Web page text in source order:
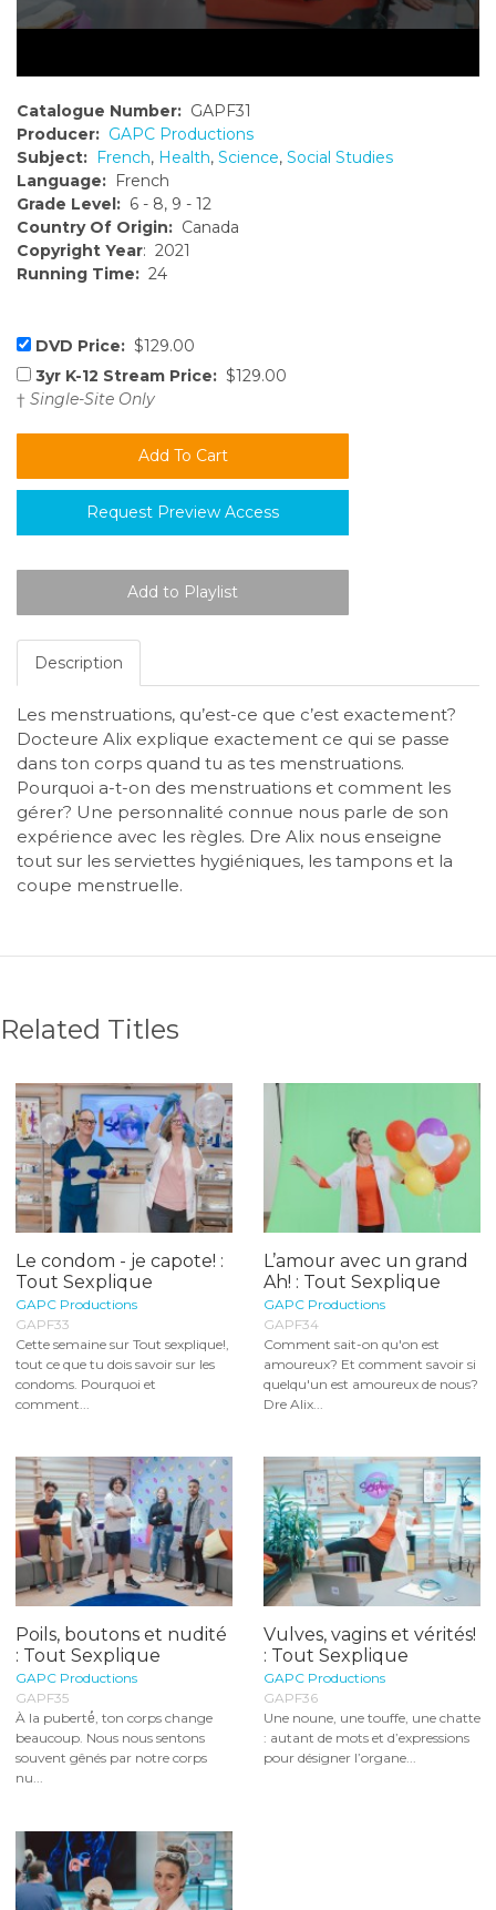
Catalogue Number: GAPF31
Producer: GAPC Productions
Subject: French, Health, Science, Social Studies
Language: French
Grade Level: 6 - 8, 9 - 12
Country Of Origin: Canada
Copyright Year: 2021
Running Time: 24
DVD Price: $129.00
3yr K-12 Stream Price: $129.00
† Single-Site Only
Request Preview Access
Description
Les menstruations, qu’est-ce que c’est exactement?
Docteure Alix explique exactement ce qui se passe
dans ton corps quand tu as tes menstruations.
Pourquoi a-t-on des menstruations et comment les
gérer? Une personnalité connue nous parle de son
expérience avec les règles. Dre Alix nous enseigne
tout sur les serviettes hygiéniques, les tampons et la
coupe menstruelle.
Related Titles
Le condom - je capote! :
Tout Sexplique
GAPC Productions
GAPF33
Cette semaine sur Tout sexplique!,
tout ce que tu dois savoir sur les
condoms. Pourquoi et
comment...
L’amour avec un grand
Ah! : Tout Sexplique
GAPC Productions
GAPF34
Comment sait-on qu'on est
amoureux? Et comment savoir si
quelqu'un est amoureux de nous?
Dre Alix...
Poils, boutons et nudité
: Tout Sexplique
GAPC Productions
GAPF35
À la puberté́, ton corps change
beaucoup. Nous nous sentons
souvent gênés par notre corps
nu...
Vulves, vagins et vérités!
: Tout Sexplique
GAPC Productions
GAPF36
Une noune, une touffe, une chatte
: autant de mots et d’expressions
pour désigner l’organe...